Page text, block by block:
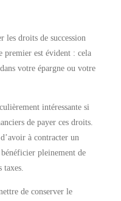
droits de succession
premier est évident : cela
votre épargne ou votre
intéressante si
de payer ces droits.
à contracter un
pleinement de
taxes.
de conserver le